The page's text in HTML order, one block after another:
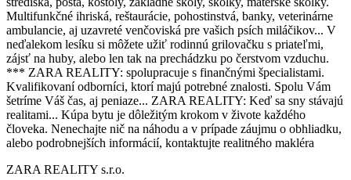
Multifunkčné ihriská, reštaurácie, pohostinstvá, banky, veterinárne
ambulancie, aj uzavreté venčoviská pre vašich psích miláčikov... V
neďalekom lesíku si môžete užiť rodinnú grilovačku s priateľmi,
zájsť na huby, alebo len tak na prechádzku po čerstvom vzduchu.
*** ZARA REALITY: spolupracuje s finančnými špecialistami.
Kvalifikovaní odborníci, ktorí majú potrebné znalosti. Spolu Vám
šetríme Váš čas, aj peniaze... ZARA REALITY: Keď sa sny stávajú
realitami... Kúpa bytu je dôležitým krokom v živote každého
človeka. Nenechajte nič na náhodu a v prípade záujmu o obhliadku,
alebo podrobnejších informácií, kontaktujte realitného makléra
ZARA REALITY s.r.o.